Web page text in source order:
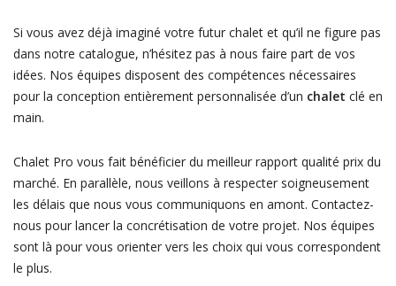
Si vous avez déjà imaginé votre futur chalet et qu’il ne figure pas
dans notre catalogue, n’hésitez pas à nous faire part de vos
idées. Nos équipes disposent des compétences nécessaires
pour la conception entièrement personnalisée d’un chalet clé en
main.
Chalet Pro vous fait bénéficier du meilleur rapport qualité prix du
marché. En parallèle, nous veillons à respecter soigneusement
les délais que nous vous communiquons en amont. Contactez-
nous pour lancer la concrétisation de votre projet. Nos équipes
sont là pour vous orienter vers les choix qui vous correspondent
le plus.